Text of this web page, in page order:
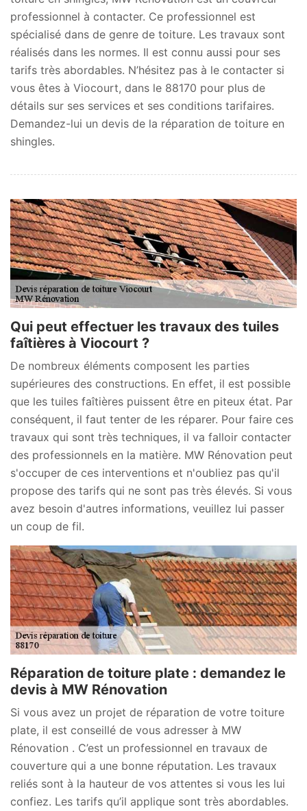
professionnel à contacter. Ce professionnel est
spécialisé dans de genre de toiture. Les travaux sont
réalisés dans les normes. Il est connu aussi pour ses
tarifs très abordables. N’hésitez pas à le contacter si
vous êtes à Viocourt, dans le 88170 pour plus de
détails sur ses services et ses conditions tarifaires.
Demandez-lui un devis de la réparation de toiture en
shingles.
Qui peut effectuer les travaux des tuiles
faîtières à Viocourt ?
De nombreux éléments composent les parties
supérieures des constructions. En effet, il est possible
que les tuiles faîtières puissent être en piteux état. Par
conséquent, il faut tenter de les réparer. Pour faire ces
travaux qui sont très techniques, il va falloir contacter
des professionnels en la matière. MW Rénovation peut
s'occuper de ces interventions et n'oubliez pas qu'il
propose des tarifs qui ne sont pas très élevés. Si vous
avez besoin d'autres informations, veuillez lui passer
un coup de fil.
Réparation de toiture plate : demandez le
devis à MW Rénovation
Si vous avez un projet de réparation de votre toiture
plate, il est conseillé de vous adresser à MW
Rénovation . C’est un professionnel en travaux de
couverture qui a une bonne réputation. Les travaux
reliés sont à la hauteur de vos attentes si vous les lui
confiez. Les tarifs qu’il applique sont très abordables.